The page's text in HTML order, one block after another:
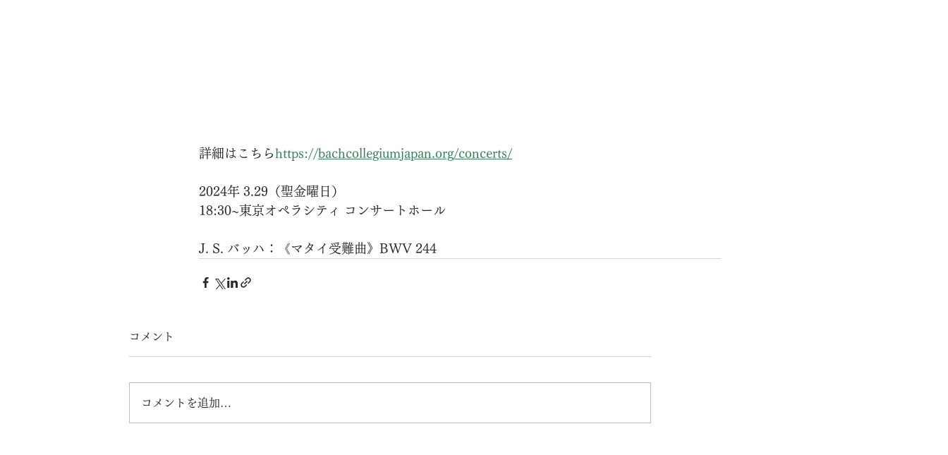
詳細はこちら https://bachcollegiumjapan.org/concerts/
2024年 3.29（聖金曜日）
18:30~東京オペラシティ コンサートホール
J. S. バッハ：《マタイ受難曲》BWV 244
コメント
コメントを追加…